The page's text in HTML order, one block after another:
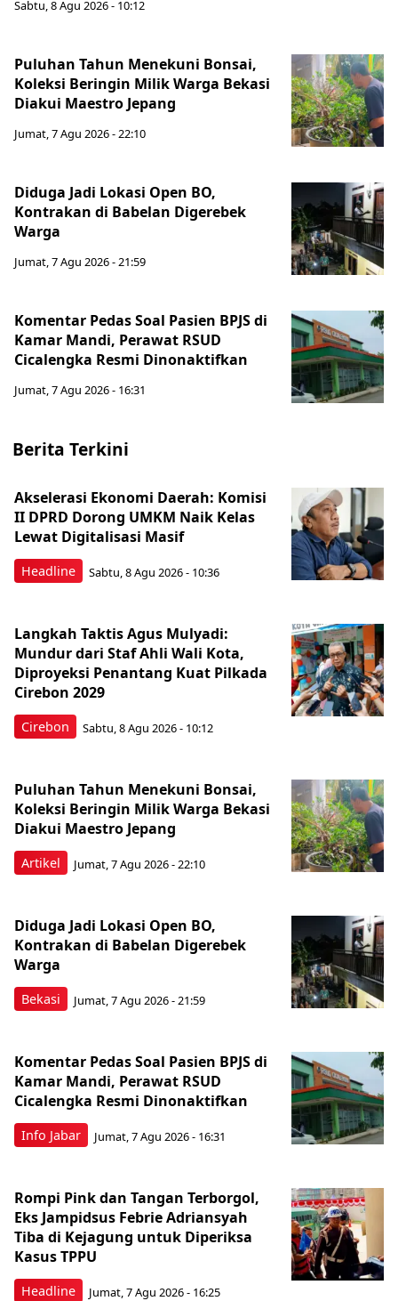
Sabtu, 8 Agu 2026 - 10:12
Puluhan Tahun Menekuni Bonsai,
Koleksi Beringin Milik Warga Bekasi
Diakui Maestro Jepang
Jumat, 7 Agu 2026 - 22:10
Diduga Jadi Lokasi Open BO,
Kontrakan di Babelan Digerebek
Warga
Jumat, 7 Agu 2026 - 21:59
Komentar Pedas Soal Pasien BPJS di
Kamar Mandi, Perawat RSUD
Cicalengka Resmi Dinonaktifkan
Jumat, 7 Agu 2026 - 16:31
Berita Terkini
Headline
Akselerasi Ekonomi Daerah: Komisi
II DPRD Dorong UMKM Naik Kelas
Lewat Digitalisasi Masif
Sabtu, 8 Agu 2026 - 10:36
Cirebon
Langkah Taktis Agus Mulyadi:
Mundur dari Staf Ahli Wali Kota,
Diproyeksi Penantang Kuat Pilkada
Cirebon 2029
Sabtu, 8 Agu 2026 - 10:12
Artikel
Puluhan Tahun Menekuni Bonsai,
Koleksi Beringin Milik Warga Bekasi
Diakui Maestro Jepang
Jumat, 7 Agu 2026 - 22:10
Bekasi
Diduga Jadi Lokasi Open BO,
Kontrakan di Babelan Digerebek
Warga
Jumat, 7 Agu 2026 - 21:59
Info Jabar
Komentar Pedas Soal Pasien BPJS di
Kamar Mandi, Perawat RSUD
Cicalengka Resmi Dinonaktifkan
Jumat, 7 Agu 2026 - 16:31
Headline
Rompi Pink dan Tangan Terborgol,
Eks Jampidsus Febrie Adriansyah
Tiba di Kejagung untuk Diperiksa
Kasus TPPU
Jumat, 7 Agu 2026 - 16:25